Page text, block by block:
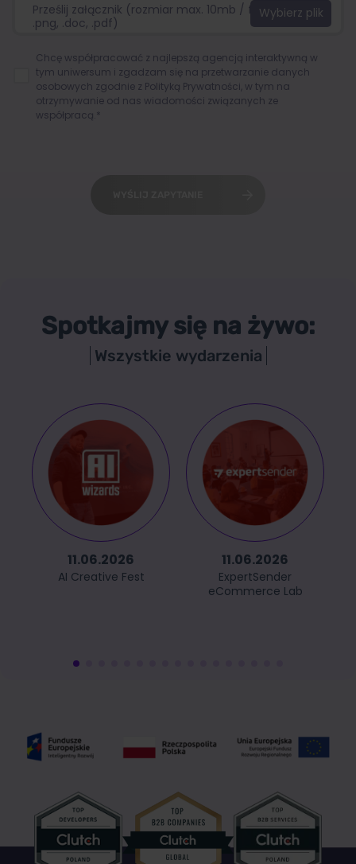
Prześlij załącznik (rozmiar max. 10mb / format:.jpg,
.png, .doc, .pdf)
Chcę współpracować z najlepszą agencją interaktywną w
tym uniwersum i zgadzam się na przetwarzanie danych
osobowych zgodnie z Polityką Prywatności , w tym na
otrzymywanie od nas wiadomości związanych ze
współpracą.*
Spotkajmy się na żywo:
Wszystkie wydarzenia
11.06.2026
AI Creative Fest
11.06.2026
ExpertSender
eCommerce Lab